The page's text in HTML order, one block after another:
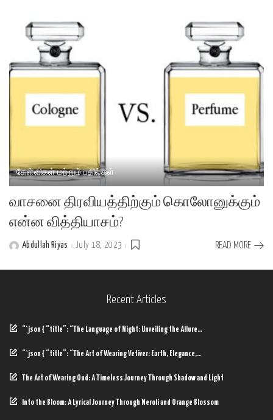
கேள்விகள் மற்றும் பதில்கள்
வாசனை திரவியத்திற்கும் கொலோனுக்கும்
என்ன வித்தியாசம்?
PostedAbdullah Riyas July 18, 2023 READ MORE
Recent Articles
“`json { “title”: “The Language of Night: Unveiling the Allure…
“`json { “title”: “The Art of Wearing Vetiver: Earth, Elegance,…
The Art of Wearing Oud: A Timeless Journey Through Shadow and Light
Into the Bloom: A Lyrical Journey Through Neroli and Orange Blossom